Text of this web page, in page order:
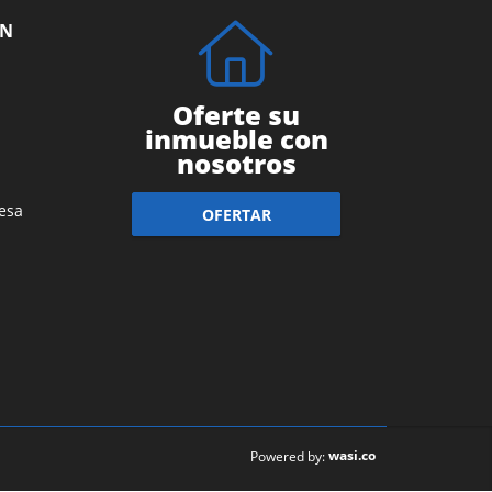
Oferte su
inmueble con
nosotros
OFERTAR
Powered by:wasi.co